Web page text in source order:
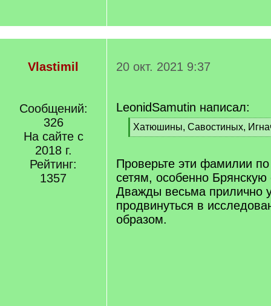
Vlastimil
Сообщений:
326
На сайте с
2018 г.
Рейтинг:
1357
20 окт. 2021 9:37
LeonidSamutin написал:
[
q
Хатюшины, Савостиных,
[
q
]
Проверьте эти фамилии
сетям, особенно Брянскую
Дважды весьма прилично
продвинуться в
образом.